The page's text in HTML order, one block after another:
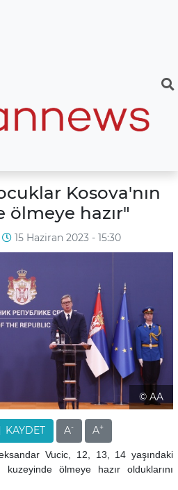
Kosova'nın
ölmeye hazır"
15 Haziran 2023 - 15:30
© AA
KAYDET A- A+
Vucic, 12, 13, 14 yaşındaki
kuzeyinde ölmeye hazır olduklarını